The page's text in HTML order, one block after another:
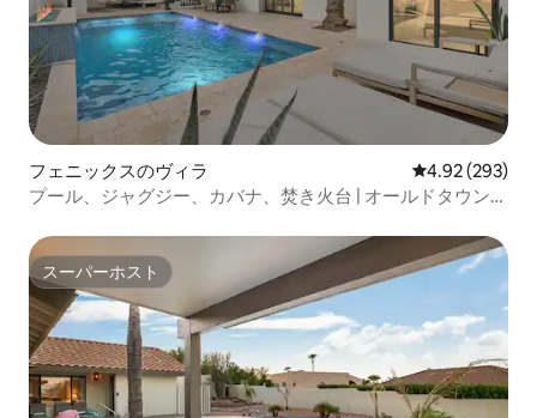
フェニックスのヴィラ レビュー293
4.92 (293)
プール、ジャグジー、カバナ、焚き火台 | オールドタウン近
スーパーホスト
スーパーホスト